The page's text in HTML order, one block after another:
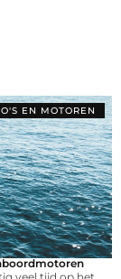
EN MOTOREN